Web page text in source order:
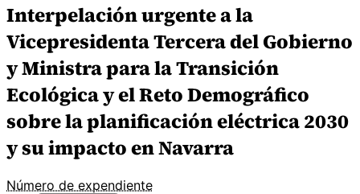
Interpelación urgente a la
Vicepresidenta Tercera del Gobierno
y Ministra para la Transición
Ecológica y el Reto Demográfico
sobre la planificación eléctrica 2030
y su impacto en Navarra
Número de expendiente